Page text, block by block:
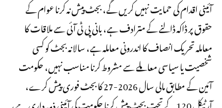
آئینی اقدام کی حمایت نہیں کریں گے، بجٹ پیش نہ کرنا عوام کے
حقوق پر ڈاکہ ڈالنے کے مترادف ہے، بانی پی ٹی آئی سے ملاقات کا
معاملہ تحریک انصاف کا اندرونی معاملہ ہے، سالانہ بجٹ کو کسی
شخصیت یا سیاسی معاملے سے مشروط کرنا مناسب نہیں، حکومت
آئین کے مطابق مالی سال 2026-27 کا بجٹ فوری پیش کرے،